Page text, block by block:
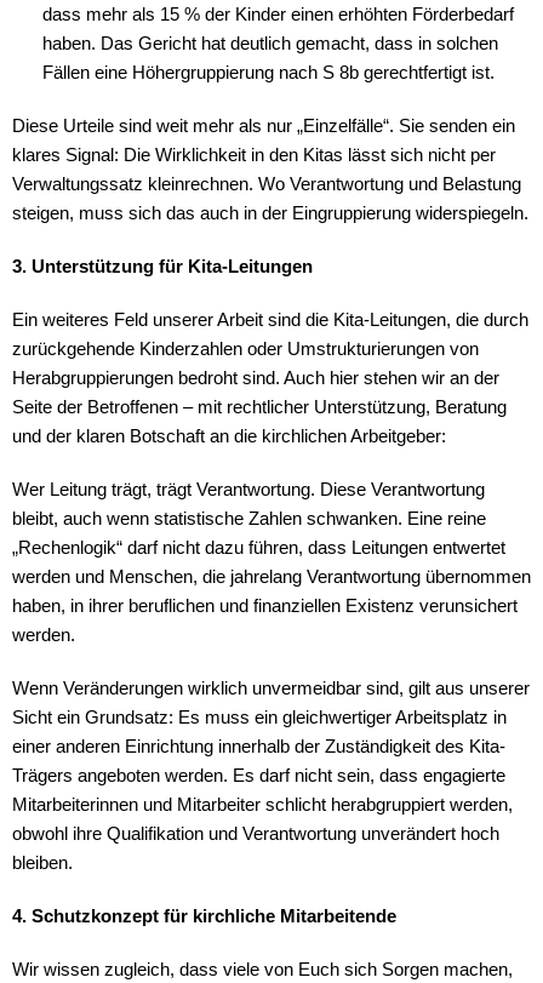
dass mehr als 15 % der Kinder einen erhöhten Förderbedarf
haben. Das Gericht hat deutlich gemacht, dass in solchen
Fällen eine Höhergruppierung nach S 8b gerechtfertigt ist.
Diese Urteile sind weit mehr als nur „Einzelfälle“. Sie senden ein
klares Signal: Die Wirklichkeit in den Kitas lässt sich nicht per
Verwaltungssatz kleinrechnen. Wo Verantwortung und Belastung
steigen, muss sich das auch in der Eingruppierung widerspiegeln.
3. Unterstützung für Kita-Leitungen
Ein weiteres Feld unserer Arbeit sind die Kita-Leitungen, die durch
zurückgehende Kinderzahlen oder Umstrukturierungen von
Herabgruppierungen bedroht sind. Auch hier stehen wir an der
Seite der Betroffenen – mit rechtlicher Unterstützung, Beratung
und der klaren Botschaft an die kirchlichen Arbeitgeber:
Wer Leitung trägt, trägt Verantwortung. Diese Verantwortung
bleibt, auch wenn statistische Zahlen schwanken. Eine reine
„Rechenlogik“ darf nicht dazu führen, dass Leitungen entwertet
werden und Menschen, die jahrelang Verantwortung übernommen
haben, in ihrer beruflichen und finanziellen Existenz verunsichert
werden.
Wenn Veränderungen wirklich unvermeidbar sind, gilt aus unserer
Sicht ein Grundsatz: Es muss ein gleichwertiger Arbeitsplatz in
einer anderen Einrichtung innerhalb der Zuständigkeit des Kita-
Trägers angeboten werden. Es darf nicht sein, dass engagierte
Mitarbeiterinnen und Mitarbeiter schlicht herabgruppiert werden,
obwohl ihre Qualifikation und Verantwortung unverändert hoch
bleiben.
4. Schutzkonzept für kirchliche Mitarbeitende
Wir wissen zugleich, dass viele von Euch sich Sorgen machen,